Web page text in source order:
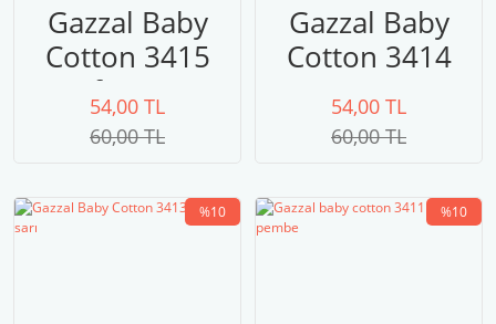
Gazzal Baby
Cotton 3415
fuşya
54,00 TL
60,00 TL
Gazzal Baby
Cotton 3414
54,00 TL
60,00 TL
%10 %10